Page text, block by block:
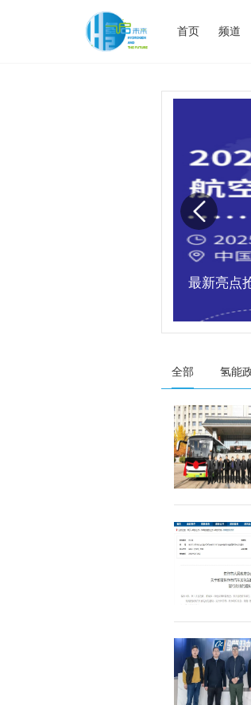
首页 频道
最新亮点
全部 氢能